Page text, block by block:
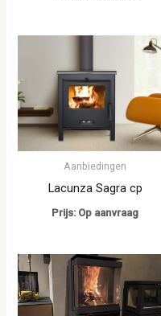
Aanbiedingen
Lacunza Sagra cp
Prijs: Op aanvraag